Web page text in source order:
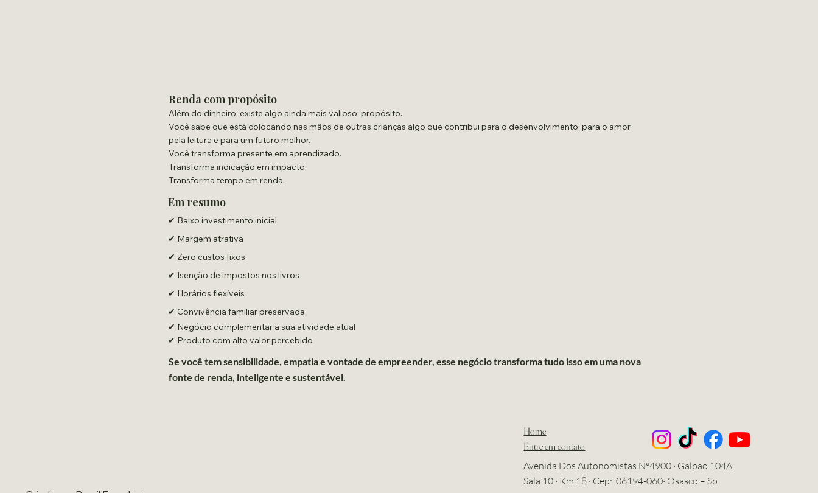
Renda com propósito
Além do dinheiro, existe algo ainda mais valioso: propósito.
Você sabe que está colocando nas mãos de outras crianças algo que contribui para o desenvolvimento, para o amor
pela leitura e para um futuro melhor.
Você transforma presente em aprendizado.
Transforma indicação em impacto.
Transforma tempo em renda.
Em resumo
✔ Baixo investimento inicial
✔ Margem atrativa
✔ Zero custos fixos
✔ Isenção de impostos nos livros
✔ Horários flexíveis
✔ Convivência familiar preservada
✔ Negócio complementar a sua atividade atual
✔ Produto com alto valor percebido
Se você tem sensibilidade, empatia e vontade de empreender, esse negócio transforma tudo isso em uma nova
fonte de renda, inteligente e sustentável.
Home
Entre em contato
Avenida Dos Autonomistas N°4900 · Galpao 104A
Sala 10 · Km 18 · Cep: 06194-060· Osasco – Sp